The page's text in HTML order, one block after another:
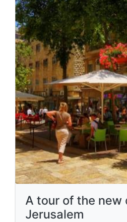
A tour of the new
Jerusalem